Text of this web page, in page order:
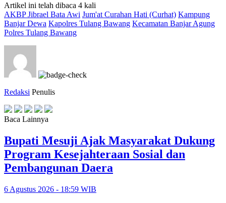
Artikel ini telah dibaca 4 kali
AKBP Jibrael Bata Awi Jum'at Curahan Hati (Curhat) Kampung
Banjar Dewa Kapolres Tulang Bawang Kecamatan Banjar Agung
Polres Tulang Bawang
Redaksi Penulis
Baca Lainnya
Bupati Mesuji Ajak Masyarakat Dukung
Program Kesejahteraan Sosial dan
Pembangunan Daera
6 Agustus 2026 - 18:59 WIB